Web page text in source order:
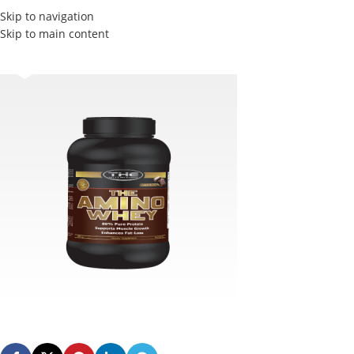
Skip to navigation
Skip to main content